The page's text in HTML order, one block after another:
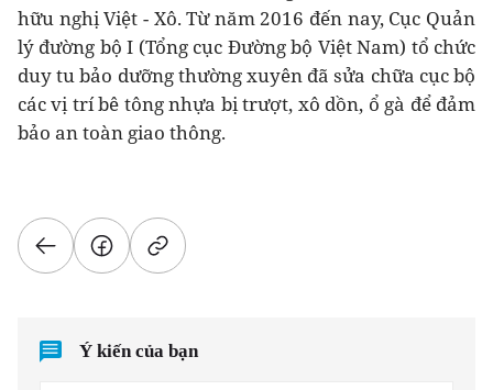
hữu nghị Việt - Xô. Từ năm 2016 đến nay, Cục Quản
lý đường bộ I (Tổng cục Đường bộ Việt Nam) tổ chức
duy tu bảo dưỡng thường xuyên đã sửa chữa cục bộ
các vị trí bê tông nhựa bị trượt, xô dồn, ổ gà để đảm
bảo an toàn giao thông.
Ý kiến của bạn